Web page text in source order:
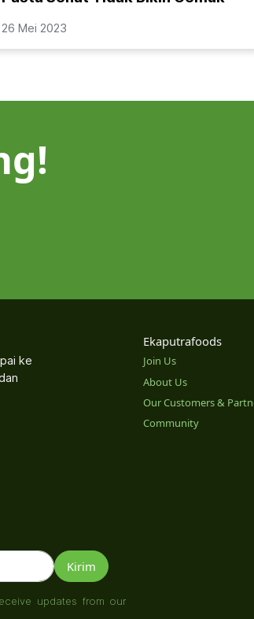
26 Mei 2023
ke
Ekaputrafoods
Join Us
About Us
Our Customers &
Community
updates from our